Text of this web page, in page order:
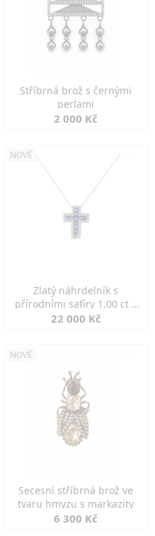
Stříbrná brož s černými
perlami
2 000 Kč
NOVÉ
Zlatý náhrdelník s
přírodními safíry 1,00 ct a
diamanty
22 000 Kč
NOVÉ
Secesní stříbrná brož ve
tvaru hmyzu s markazity
6 300 Kč